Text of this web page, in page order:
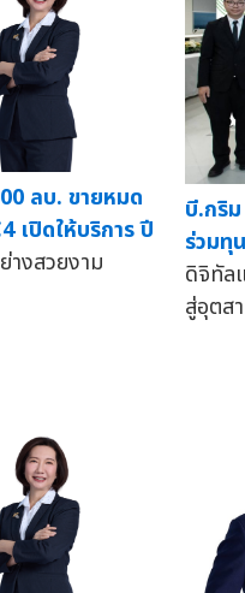
ลบ. ขายหมด
เปิดให้บริการ ปี
งสวยงาม
บี.กริ
ร่วมทุ
ดิจิทัล
สู่อุตส